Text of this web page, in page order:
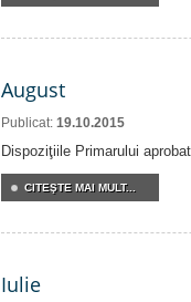
August
Publicat: 19.10.2015
Dispoziţiile Primarului
CITEŞTE MAI MULT...
Iulie